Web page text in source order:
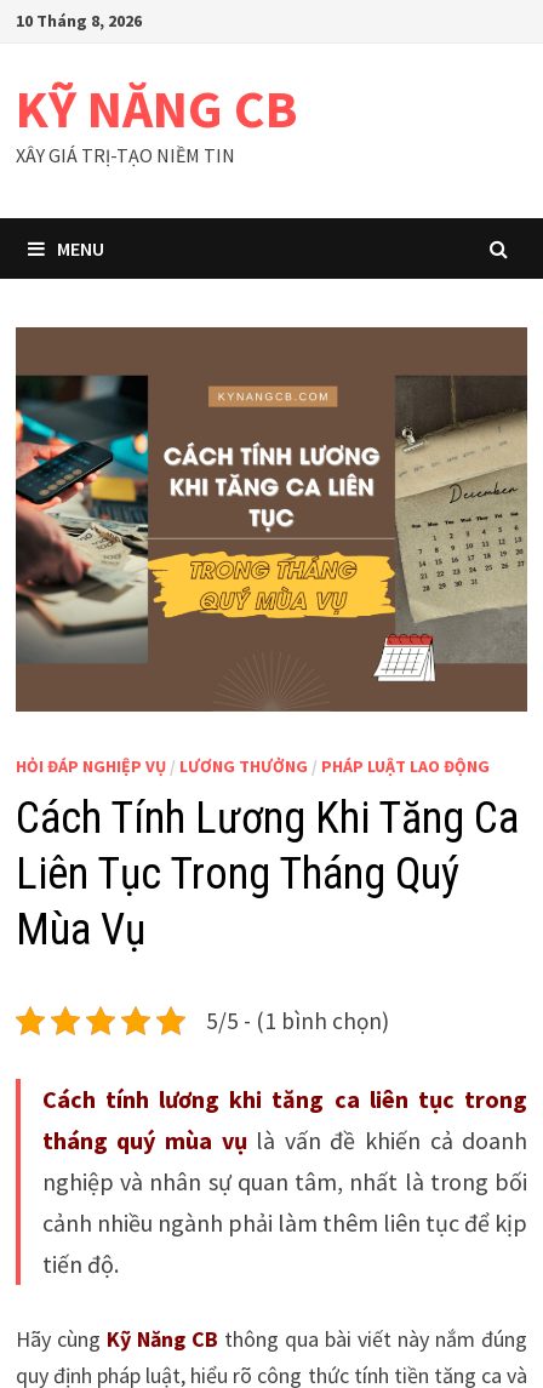
Skip
content
10 Tháng 8, 2026
KỸ NĂNG CB
XÂY GIÁ TRỊ-TẠO NIỀM TIN
MENU
HỎI ĐÁP NGHIỆP VỤ/ LƯƠNG THƯỞNG / PHÁP LUẬT LAO ĐỘNG
Cách Tính Lương Khi Tăng Ca
Liên Tục Trong Tháng Quý
Mùa Vụ
5/5 - (1 bình chọn)
Cách tính lương khi tăng ca liên tục trong
tháng quý mùa vụ là vấn đề khiến cả doanh
nghiệp và nhân sự quan tâm, nhất là trong bối
cảnh nhiều ngành phải làm thêm liên tục để kịp
tiến độ.
Hãy cùng Kỹ Năng CB thông qua bài viết này nắm đúng
quy định pháp luật, hiểu rõ công thức tính tiền tăng ca và